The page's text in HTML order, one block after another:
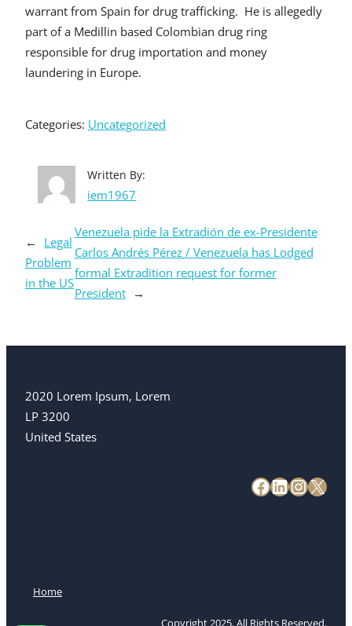
warrant from Spain for drug trafficking. He is allegedly
part of a Medillin based Colombian drug ring
responsible for drug importation and money
laundering in Europe.
Categories: Uncategorized
Written By:
iem1967
←
Legal
Problem
in the US
Venezuela pide la Extradión de ex-Presidente
Carlos Andrés Pérez / Venezuela has Lodged
formal Extradition request for former
President
→
2020 Lorem Ipsum, Lorem
LP 3200
United States
Home
Copyright 2025. All Rights Reserved.